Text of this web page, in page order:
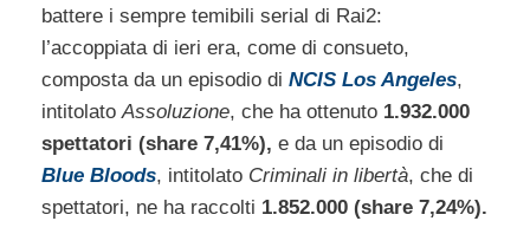
battere i sempre temibili serial di Rai2:
l’accoppiata di ieri era, come di consueto,
composta da un episodio di NCIS Los Angeles,
intitolato Assoluzione, che ha ottenuto 1.932.000
spettatori (share 7,41%), e da un episodio di
Blue Bloods, intitolato Criminali in libertà, che di
spettatori, ne ha raccolti 1.852.000 (share 7,24%).